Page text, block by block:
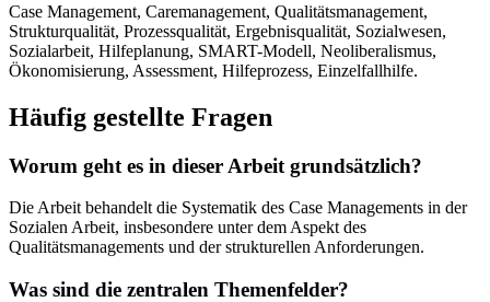
Case Management, Caremanagement, Qualitätsmanagement,
Strukturqualität, Prozessqualität, Ergebnisqualität, Sozialwesen,
Sozialarbeit, Hilfeplanung, SMART-Modell, Neoliberalismus,
Ökonomisierung, Assessment, Hilfeprozess, Einzelfallhilfe.
Häufig gestellte Fragen
Worum geht es in dieser Arbeit grundsätzlich?
Die Arbeit behandelt die Systematik des Case Managements in der
Sozialen Arbeit, insbesondere unter dem Aspekt des
Qualitätsmanagements und der strukturellen Anforderungen.
Was sind die zentralen Themenfelder?